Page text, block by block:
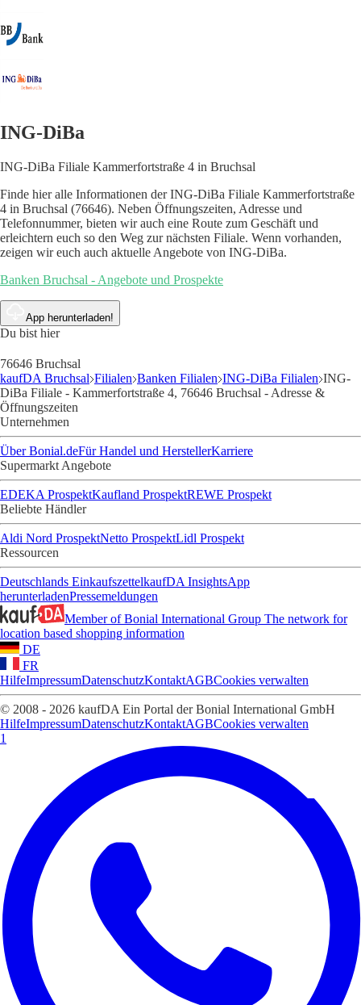
ING-DiBa
ING-DiBa Filiale Kammerfortstraße 4 in Bruchsal
Finde hier alle Informationen der ING-DiBa Filiale Kammerfortstraße
4 in Bruchsal (76646). Neben Öffnungszeiten, Adresse und
Telefonnummer, bieten wir auch eine Route zum Geschäft und
erleichtern euch so den Weg zur nächsten Filiale. Wenn vorhanden,
zeigen wir euch auch aktuelle Angebote von ING-DiBa.
Banken Bruchsal - Angebote und Prospekte
App herunterladen!
Du bist hier
76646 Bruchsal
kaufDA Bruchsal Filialen Banken Filialen ING-DiBa Filialen ING-
DiBa Filiale - Kammerfortstraße 4, 76646 Bruchsal - Adresse &
Öffnungszeiten
Unternehmen
Über Bonial.deFür Handel und HerstellerKarriere
Supermarkt Angebote
EDEKA ProspektKaufland ProspektREWE Prospekt
Beliebte Händler
Aldi Nord ProspektNetto ProspektLidl Prospekt
Ressourcen
Deutschlands EinkaufszettelkaufDA InsightsApp
herunterladenPressemeldungen
Member of Bonial International Group The network for
location based shopping information
DE
FR
HilfeImpressumDatenschutzKontaktAGBCookies verwalten
© 2008 - 2026 kaufDA Ein Portal der Bonial International GmbH
HilfeImpressumDatenschutzKontaktAGBCookies verwalten
1